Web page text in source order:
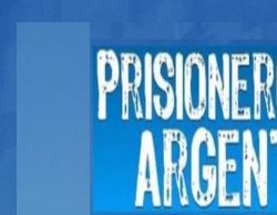
Buscador
Documentos